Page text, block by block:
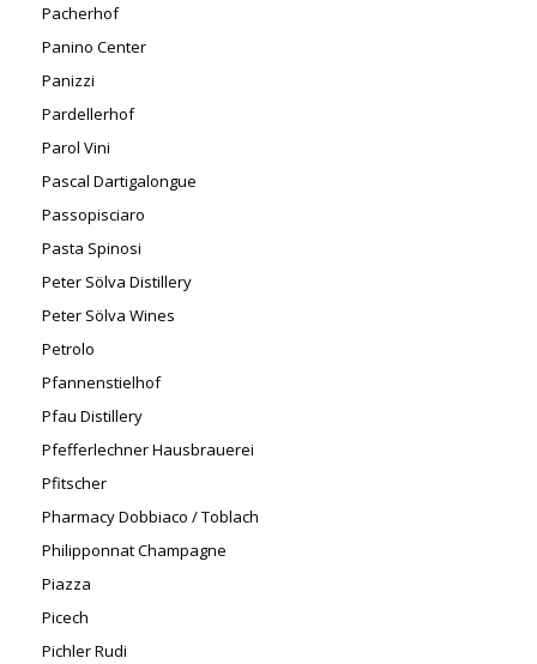
Pacherhof
Panino Center
Panizzi
Pardellerhof
Parol Vini
Pascal Dartigalongue
Passopisciaro
Pasta Spinosi
Peter Sölva Distillery
Peter Sölva Wines
Petrolo
Pfannenstielhof
Pfau Distillery
Pfefferlechner Hausbrauerei
Pfitscher
Pharmacy Dobbiaco / Toblach
Philipponnat Champagne
Piazza
Picech
Pichler Rudi